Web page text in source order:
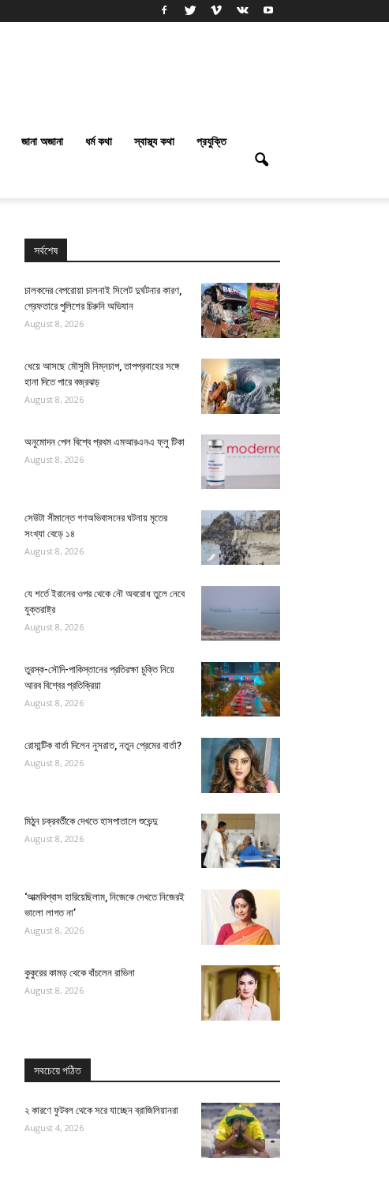
জানা অজানা ধর্ম কথা স্বাস্থ্য কথা প্রযুক্তি
সর্বশেষ
চালকদের বেপরোয়া চালনাই সিলেট দুর্ঘটনার কারণ,
গ্রেফতারে পুলিশের চিরুনি অভিযান
August 8, 2026
ধেয়ে আসছে মৌসুমি নিম্নচাপ, তাপপ্রবাহের সঙ্গে
হানা দিতে পারে বজ্রঝড়
August 8, 2026
অনুমোদন পেল বিশ্বে প্রথম এমআরএনএ ফ্লু টিকা
August 8, 2026
সেউটা সীমান্তে গণঅভিবাসনের ঘটনায় মৃতের
সংখ্যা বেড়ে ১৪
August 8, 2026
যে শর্তে ইরানের ওপর থেকে নৌ অবরোধ তুলে নেবে
যুক্তরাষ্ট্র
August 8, 2026
তুরস্ক-সৌদি-পাকিস্তানের প্রতিরক্ষা চুক্তি নিয়ে
আরব বিশ্বের প্রতিক্রিয়া
August 8, 2026
রোমান্টিক বার্তা দিলেন নুসরাত, নতুন প্রেমের বার্তা?
August 8, 2026
মিঠুন চক্রবর্তীকে দেখতে হাসপাতালে শুভেন্দু
August 8, 2026
‘আত্মবিশ্বাস হারিয়েছিলাম, নিজেকে দেখতে নিজেরই
ভালো লাগত না’
August 8, 2026
কুকুরের কামড় থেকে বাঁচলেন রাভিনা
August 8, 2026
সবচেয়ে পঠিত
২ কারণে ফুটবল থেকে সরে যাচ্ছেন ব্রাজিলিয়ানরা
August 4, 2026